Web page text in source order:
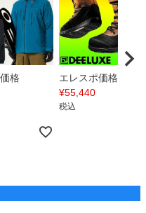
格
エレスポ価格
¥55,440
税込